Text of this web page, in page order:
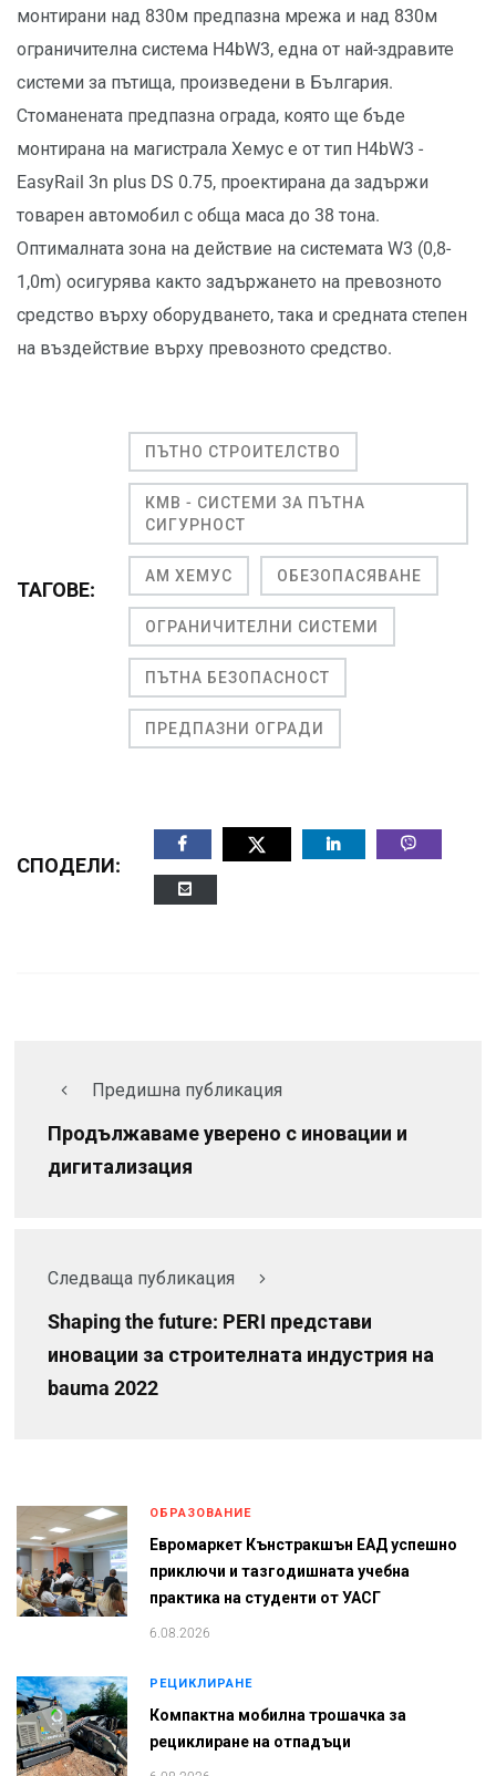
монтирани над 830м предпазна мрежа и над 830м
ограничителна система H4bW3, една от най-здравите
системи за пътища, произведени в България.
Стоманената предпазна ограда, която ще бъде
монтирана на магистрала Хемус е от тип H4bW3 -
EasyRail 3n plus DS 0.75, проектирана да задържи
товарен автомобил с обща маса до 38 тона.
Оптималната зона на действие на системата W3 (0,8-
1,0m) осигурява както задържането на превозното
средство върху оборудването, така и средната степен
на въздействие върху превозното средство.
ТАГОВЕ:
ПЪТНО СТРОИТЕЛСТВО
КМВ - СИСТЕМИ ЗА ПЪТНА
СИГУРНОСТ
АМ ХЕМУС ОБЕЗОПАСЯВАНЕ
ОГРАНИЧИТЕЛНИ СИСТЕМИ
ПЪТНА БЕЗОПАСНОСТ
ПРЕДПАЗНИ ОГРАДИ
СПОДЕЛИ:
Предишна публикация
Продължаваме уверено с иновации и
дигитализация
Следваща публикация
Shaping the future: PERI представи
иновации за строителната индустрия на
bauma 2022
ОБРАЗОВАНИЕ
Евромаркет Кънстракшън ЕАД успешно
приключи и тазгодишната учебна
практика на студенти от УАСГ
6.08.2026
РЕЦИКЛИРАНЕ
Компактна мобилна трошачка за
рециклиране на отпадъци